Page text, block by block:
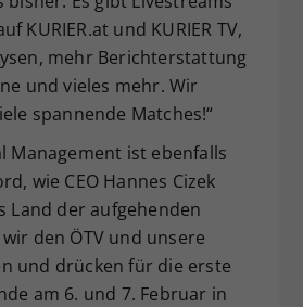
KURIER.at und KURIER TV,
mehr Berichterstattung
und vieles mehr. Wir
spannende Matches!“
Management ist ebenfalls
wie CEO Hannes Cizek
Land der aufgehenden
den ÖTV und unsere
und drücken für die erste
am 6. und 7. Februar in